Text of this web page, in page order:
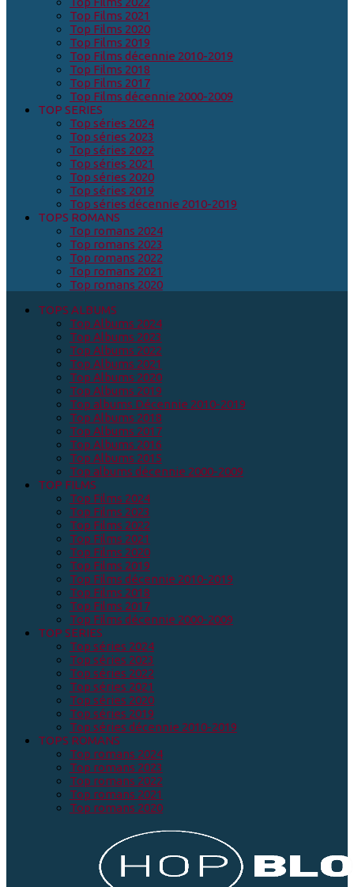
Top Films 2021
Top Films 2020
Top Films 2019
Top Films décennie 2010-2019
Top Films 2018
Top Films 2017
Top Films décennie 2000-2009
TOP SERIES
Top séries 2024
Top séries 2023
Top séries 2022
Top séries 2021
Top séries 2020
Top séries 2019
Top séries décennie 2010-2019
TOPS ROMANS
Top romans 2024
Top romans 2023
Top romans 2022
Top romans 2021
Top romans 2020
TOPS ALBUMS
Top Albums 2024
Top Albums 2023
Top Albums 2022
Top Albums 2021
Top Albums 2020
Top Albums 2019
Top albums Décennie 2010-2019
Top Albums 2018
Top Albums 2017
Top Albums 2016
Top Albums 2015
Top albums décennie 2000-2009
TOP FILMS
Top Films 2024
Top Films 2023
Top Films 2022
Top Films 2021
Top Films 2020
Top Films 2019
Top Films décennie 2010-2019
Top Films 2018
Top Films 2017
Top Films décennie 2000-2009
TOP SERIES
Top séries 2024
Top séries 2023
Top séries 2022
Top séries 2021
Top séries 2020
Top séries 2019
Top séries décennie 2010-2019
TOPS ROMANS
Top romans 2024
Top romans 2023
Top romans 2022
Top romans 2021
Top romans 2020